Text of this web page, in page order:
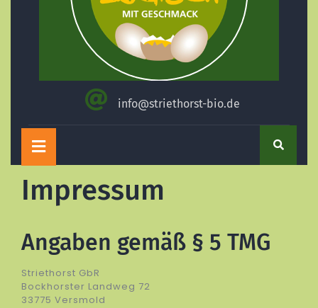
info@striethorst-bio.de
Open
Button
Impressum
Angaben gemäß § 5 TMG
Striethorst GbR
Bockhorster Landweg 72
33775 Versmold